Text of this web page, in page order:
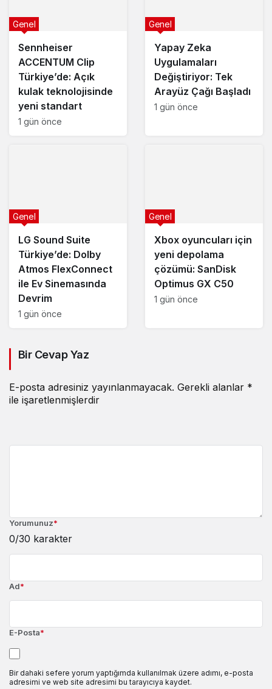
Sennheiser
ACCENTUM Clip
Türkiye’de: Açık
kulak teknolojisinde
yeni standart
Genel
1 gün önce
Yapay Zeka
Uygulamaları
Değiştiriyor: Tek
Arayüz Çağı Başladı
Genel
1 gün önce
LG Sound Suite
Türkiye’de: Dolby
Atmos FlexConnect
ile Ev Sinemasında
Devrim
Genel
1 gün önce
Xbox oyuncuları için
yeni depolama
çözümü: SanDisk
Optimus GX C50
Genel
1 gün önce
Bir Cevap Yaz
E-posta adresiniz yayınlanmayacak. Gerekli alanlar *
ile işaretlenmişlerdir
Yorumunuz*
0/30 karakter
Ad*
E-Posta*
Bir dahaki sefere yorum yaptığımda kullanılmak üzere adımı, e-posta
adresimi ve web site adresimi bu tarayıcıya kaydet.